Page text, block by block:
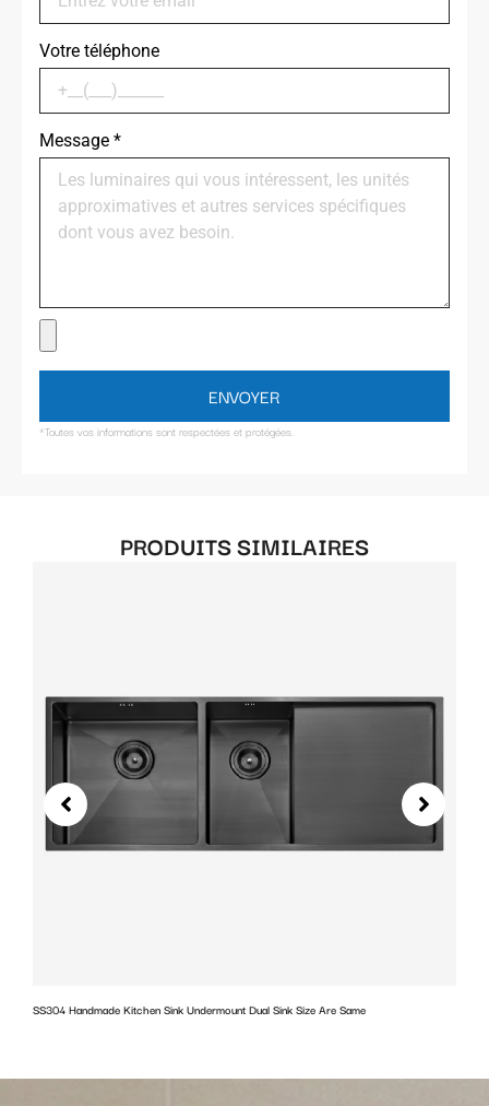
Votre téléphone
Message *
ENVOYER
*Toutes vos informations sont respectées et protégées.
PRODUITS SIMILAIRES
SS304 Handmade Kitchen Sink Undermount Dual Sink Size Are Same